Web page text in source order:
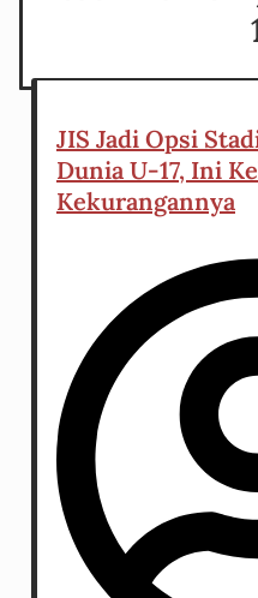
JIS Jadi Opsi
Dunia U-17, Ini
Kekurangannya